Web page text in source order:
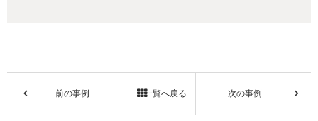
前の事例 一覧へ戻る 次の事例